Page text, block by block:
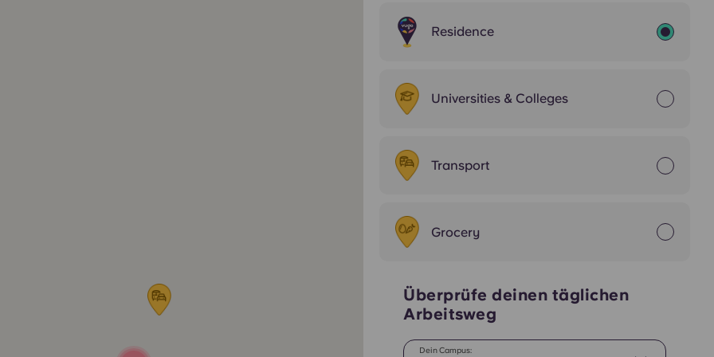
Residence
Universities & Colleges
Transport
Grocery
Überprüfe deinen täglichen
Arbeitsweg
Dein Campus: